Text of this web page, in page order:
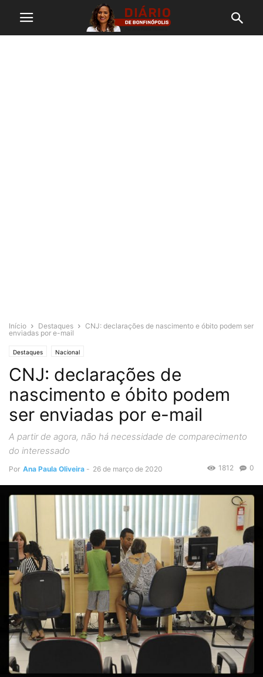
Início Destaques
CNJ: declarações de nascimento e óbito podem ser
enviadas por e-mail
Destaques Nacional
CNJ: declarações de
nascimento e óbito podem
ser enviadas por e-mail
A partir de agora, não há necessidade de comparecimento
do interessado
Por Ana Paula Oliveira - 26 de março de 2020 0
1812